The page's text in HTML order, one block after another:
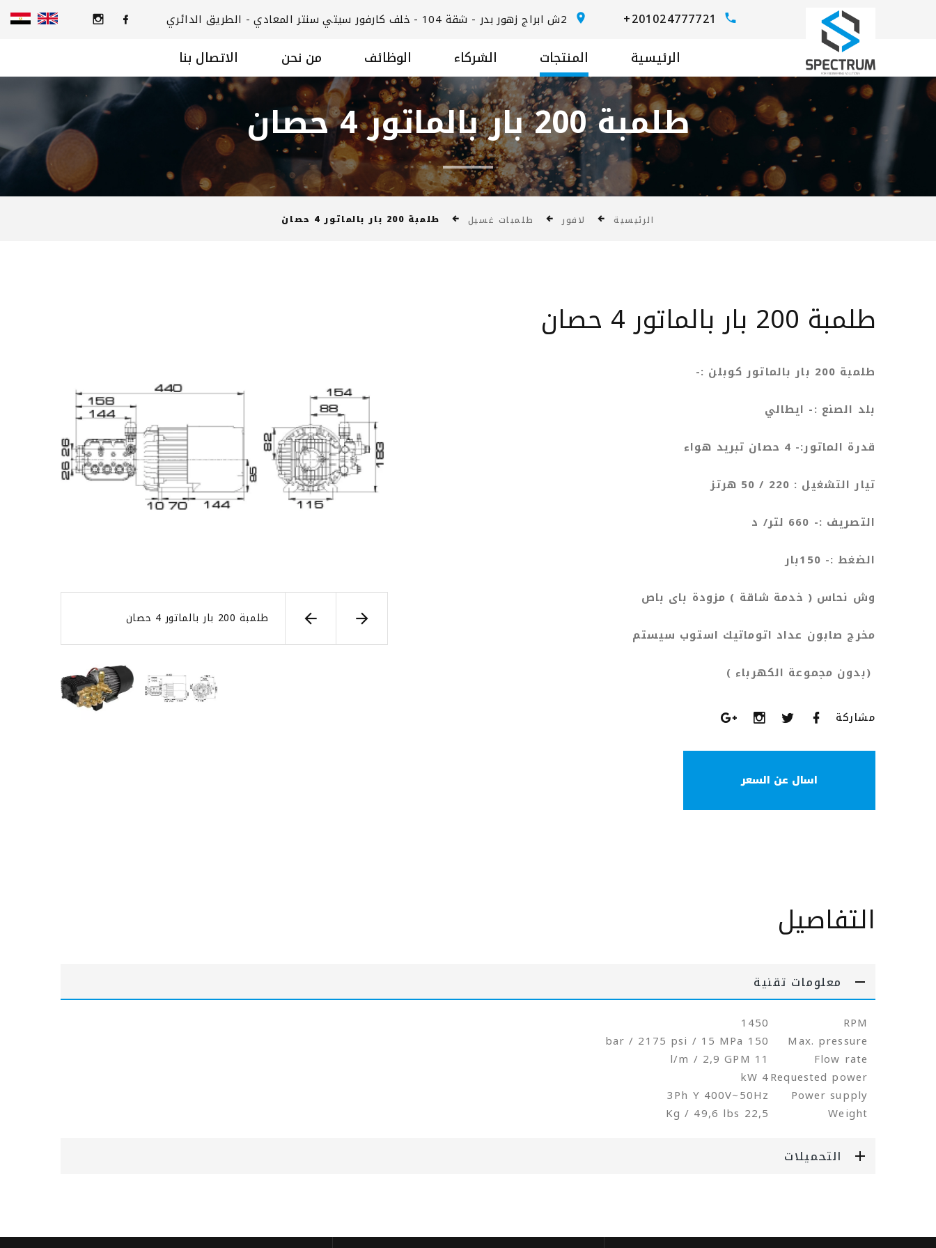
+201024777721 2ش ابراج زهور بدر - شقة 104 - خلف كارفور سيتي سنتر المعادي - الطريق الدائري
الرئيسية المنتجات الشركاء الوظائف من نحن الاتصال بنا
طلمبة 200 بار بالماتور 4 حصان
الرئيسية لافور طلمبات غسيل طلمبة 200 بار بالماتور 4 حصان
طلمبة 200 بار بالماتور 4 حصان
طلمبة 200 بار بالماتور 4 حصان
طلمبة 200 بار بالماتور كوبلن :-
بلد الصنع :- ايطالي
قدرة الماتور:- 4 حصان تبريد هواء
تيار التشغيل : 220 / 50 هرتز
التصريف :- 660 لتر/ د
الضغط :- 150بار
وش نحاس ( خدمة شاقة ) مزودة باى باص
مخرج صابون عداد اتوماتيك استوب سيستم
(بدون مجموعة الكهرباء )
مشاركة
اسال عن السعر
التفاصيل
معلومات تقنية
RPM
1450
Max. pressure
150 bar / 2175 psi / 15 MPa
Flow rate
11 l/m / 2,9 GPM
Requested power
4 kW
Power supply
3Ph Y 400V~50Hz
Weight
22,5 Kg / 49,6 lbs
التحميلات